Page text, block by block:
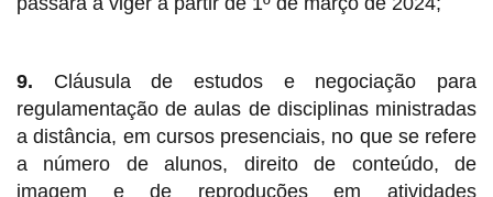
9. Cláusula de estudos e negociação para
regulamentação de aulas de disciplinas ministradas
a distância, em cursos presenciais, no que se refere
a número de alunos, direito de conteúdo, de
imagem e de reproduções em atividades